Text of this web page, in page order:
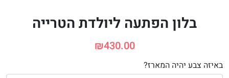
בלון הפתעה ליולדת הטרייה
₪430.00
באיזה צבע יהיה המארז?